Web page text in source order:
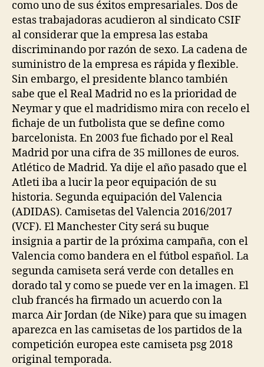
como uno de sus éxitos empresariales. Dos de
estas trabajadoras acudieron al sindicato CSIF
al considerar que la empresa las estaba
discriminando por razón de sexo. La cadena de
suministro de la empresa es rápida y flexible.
Sin embargo, el presidente blanco también
sabe que el Real Madrid no es la prioridad de
Neymar y que el madridismo mira con recelo el
fichaje de un futbolista que se define como
barcelonista. En 2003 fue fichado por el Real
Madrid por una cifra de 35 millones de euros.
Atlético de Madrid. Ya dije el año pasado que el
Atleti iba a lucir la peor equipación de su
historia. Segunda equipación del Valencia
(ADIDAS). Camisetas del Valencia 2016/2017
(VCF). El Manchester City será su buque
insignia a partir de la próxima campaña, con el
Valencia como bandera en el fútbol español. La
segunda camiseta será verde con detalles en
dorado tal y como se puede ver en la imagen. El
club francés ha firmado un acuerdo con la
marca Air Jordan (de Nike) para que su imagen
aparezca en las camisetas de los partidos de la
competición europea este camiseta psg 2018
original temporada.